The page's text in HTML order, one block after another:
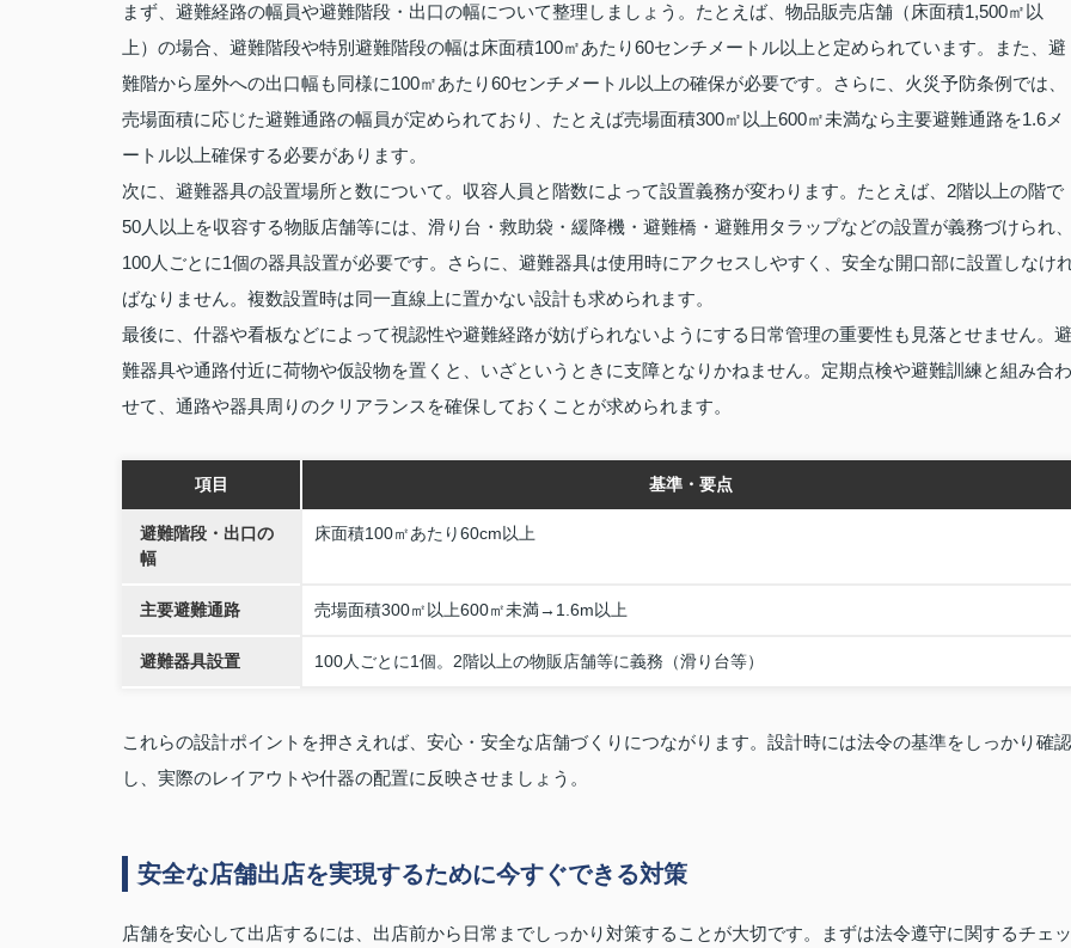
まず、避難経路の幅員や避難階段・出口の幅について整理しましょう。たとえば、物品販売店舗（床面積1,500㎡以
上）の場合、避難階段や特別避難階段の幅は床面積100㎡あたり60センチメートル以上と定められています。また、避
難階から屋外への出口幅も同様に100㎡あたり60センチメートル以上の確保が必要です。さらに、火災予防条例では、
売場面積に応じた避難通路の幅員が定められており、たとえば売場面積300㎡以上600㎡未満なら主要避難通路を1.6メ
ートル以上確保する必要があります。
次に、避難器具の設置場所と数について。収容人員と階数によって設置義務が変わります。たとえば、2階以上の階で
50人以上を収容する物販店舗等には、滑り台・救助袋・緩降機・避難橋・避難用タラップなどの設置が義務づけられ
100人ごとに1個の器具設置が必要です。さらに、避難器具は使用時にアクセスしやすく、安全な開口部に設置しなけ
ばなりません。複数設置時は同一直線上に置かない設計も求められます。
最後に、什器や看板などによって視認性や避難経路が妨げられないようにする日常管理の重要性も見落とせません。避
難器具や通路付近に荷物や仮設物を置くと、いざというときに支障となりかねません。定期点検や避難訓練と組み合わ
せて、通路や器具周りのクリアランスを確保しておくことが求められます。
項目 基準・要点
避難階段・出口の
幅
床面積100㎡あたり60cm以上
主要避難通路 売場面積300㎡以上600㎡未満→1.6m以上
避難器具設置 100人ごとに1個。2階以上の物販店舗等に義務（滑り台等）
これらの設計ポイントを押さえれば、安心・安全な店舗づくりにつながります。設計時には法令の基準をしっかり確認
し、実際のレイアウトや什器の配置に反映させましょう。
安全な店舗出店を実現するために今すぐできる対策
店舗を安心して出店するには、出店前から日常までしっかり対策することが大切です。まずは法令遵守に関するチェッ